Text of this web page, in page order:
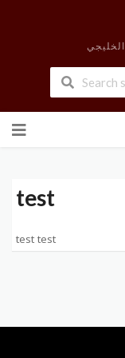
to
test
test test